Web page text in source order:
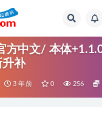
方中文/ 本体
补
3 年前 0 256